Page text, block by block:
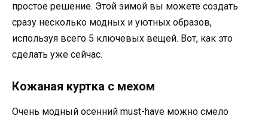
простое решение. Этой зимой вы можете создать
сразу несколько модных и уютных образов,
используя всего 5 ключевых вещей. Вот, как это
сделать уже сейчас.
Кожаная куртка с мехом
Очень модный осенний must-have можно смело